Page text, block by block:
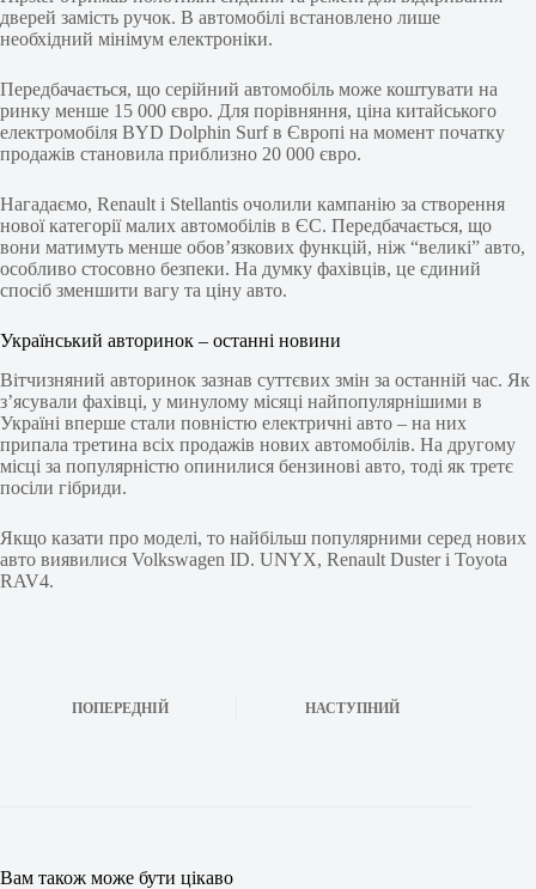
дверей замість ручок. В автомобілі встановлено лише
необхідний мінімум електроніки.
Передбачається, що серійний автомобіль може коштувати на
ринку менше 15 000 євро. Для порівняння, ціна китайського
електромобіля BYD Dolphin Surf в Європі на момент початку
продажів становила приблизно 20 000 євро.
Нагадаємо, Renault і Stellantis очолили кампанію за створення
нової категорії малих автомобілів в ЄС. Передбачається, що
вони матимуть менше обов’язкових функцій, ніж “великі” авто,
особливо стосовно безпеки. На думку фахівців, це єдиний
спосіб зменшити вагу та ціну авто.
Український авторинок – останні новини
Вітчизняний авторинок зазнав суттєвих змін за останній час. Як
з’ясували фахівці, у минулому місяці найпопулярнішими в
Україні вперше стали повністю електричні авто – на них
припала третина всіх продажів нових автомобілів. На другому
місці за популярністю опинилися бензинові авто, тоді як третє
посіли гібриди.
Якщо казати про моделі, то найбільш популярними серед нових
авто виявилися Volkswagen ID. UNYX, Renault Duster і Toyota
RAV4.
ПОПЕРЕДНІЙ НАСТУПНИЙ
Вам також може бути цікаво